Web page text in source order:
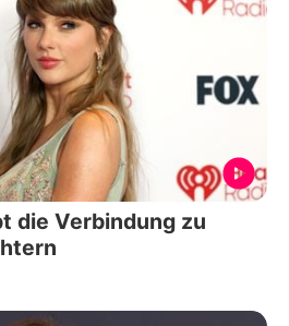
die Verbindung zu